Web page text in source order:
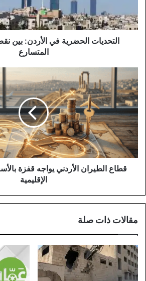
والنمو
المتسارع
التحديات الحضرية في الأردن: بين
المتسارع
قطاع
الطيران
الأردني
يواجه
قفزة
بالأسعار
وسط
التوترات
الإقليمية
قطاع الطيران الأردني يواجه قفزة
الإقليمية
مقالات ذات صلة